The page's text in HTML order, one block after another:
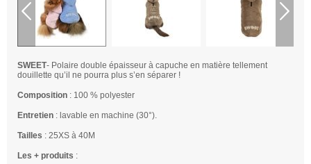
SWEET- Polaire double épaisseur à capuche en matière tellement
douillette qu’il ne pourra plus s’en séparer !
Composition : 100 % polyester
Entretien : lavable en machine (30°).
Tailles : 25XS à 40M
Les + produits :